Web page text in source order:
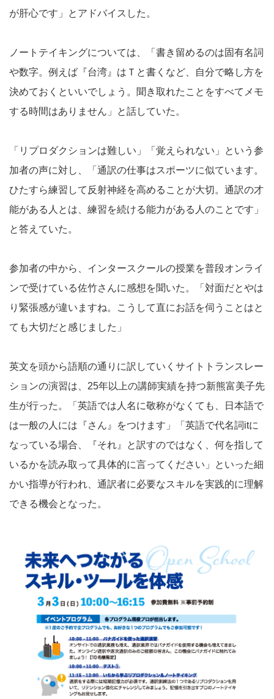
が肝心です」とアドバイスした。
ノートテイキングについては、「書き留めるのは固有名詞
や数字。例えば『台湾』はＴと書くなど、自分で略し方を
決めておくといいでしょう。聞き取れたことをすべてメモ
する時間はありません」と話していた。
「リプロダクションは難しい」「覚えられない」という参
加者の声に対し、「通訳の仕事はスポーツに似ています。
ひたすら練習して反射神経を高めることが大切。通訳の才
能がある人とは、練習を続ける能力がある人のことです」
と答えていた。
参加者の中から、インタースクールの授業を普段オンライ
ンで受けている佐竹さんに感想を聞いた。「対面だとやは
り緊張感が違いますね。こうして直にお話を伺うことはと
ても大切だと感じました」
英文を頭から語順の通りに訳していくサイトトランスレー
ションの演習は、25年以上の講師実績を持つ新熊富美子先
生が行った。「英語では人名に敬称がなくても、日本語で
は一般の人には『さん』をつけます」「英語で代名詞itに
なっている場合、『それ』と訳すのではなく、何を指して
いるかを読み取って具体的に言ってください」といった細
かい指導が行われ、通訳者に必要なスキルを実践的に理解
できる機会となった。